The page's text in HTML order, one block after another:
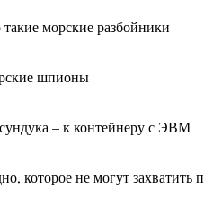
такие морские разбойники
шпионы
– к контейнеру с ЭВМ
которое не могут захватить